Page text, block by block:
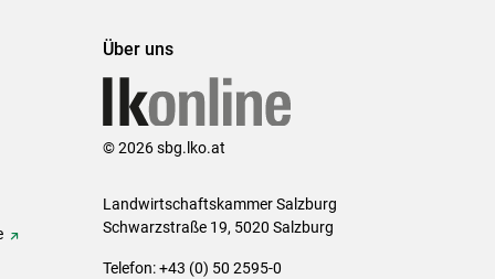
Über uns
© 2026 sbg.lko.at
Landwirtschaftskammer Salzburg
Schwarzstraße 19, 5020 Salzburg
Telefon: +43 (0) 50 2595-0